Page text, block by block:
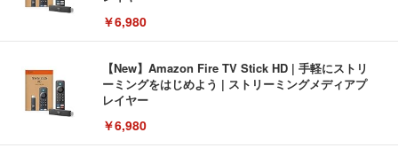
￥6,980
【New】Amazon Fire TV Stick HD | 手軽にストリ
ーミングをはじめよう | ストリーミングメディアプ
レイヤー
￥6,980